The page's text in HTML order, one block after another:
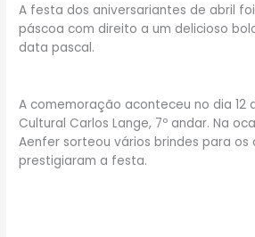
A festa dos aniversariantes de abril
páscoa com direito a um delicioso
data pascal.
A comemoração aconteceu no dia 12
Cultural Carlos Lange, 7º andar. Na
Aenfer sorteou vários brindes para os
prestigiaram a festa.